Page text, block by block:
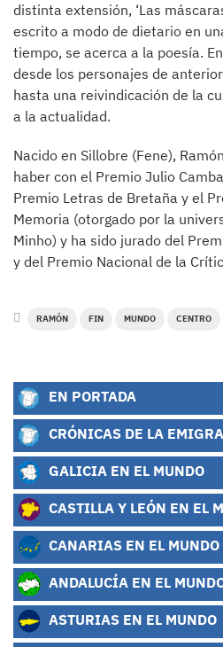
distinta extensión, ‘Las
escrito a modo de dietario en
tiempo, se acerca a la poesía.
desde los personajes de
hasta una reivindicación de la
a la actualidad.
Nacido en Sillobre (Fene),
haber con el Premio Julio
Premio Letras de Bretaña y el
Memoria (otorgado por la
Minho) y ha sido jurado del
y del Premio Nacional de la
RAMÓN FIN MUNDO CENTRO
EN PORTADA
CRÓNICAS DE LA
GALICIA EN EL MUNDO
CASTILLA Y LEÓN EN EL
CANARIAS EN EL MUNDO
ANDALUCÍA EN EL
ASTURIAS EN EL MUNDO